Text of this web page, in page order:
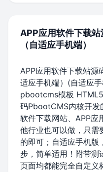
APP应用软件下载
（自适应手机端）
APP应用软件下载站源
适应手机端）(自适应
pbootcms模板
码PbootCMS内核开发
软件下载网站、APP应
他行业也可以做，只需
的即可；自适应手机版
步，简单适用！附带
页面均都能完全自定